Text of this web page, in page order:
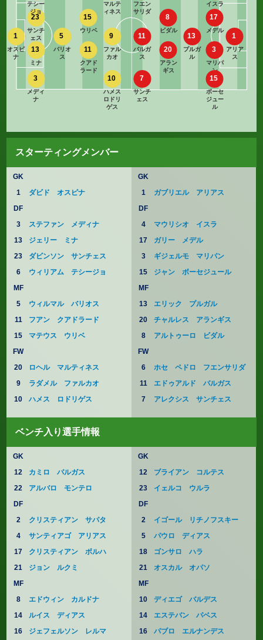
1
オスピ
ナ
3
メディ
ナ
13
ミナ
23
サンチ
ェス
テシー
ジョ
5
バリオ
ス
11
クアド
ラード
15
ウリベ
マルテ
ィネス
9
ファル
カオ
10
ハメス
ロドリ
ゲス
1
アリア
ス
イスラ
17
メデル
3
マリパ
ン
15
ボーセ
ジュー
ル
13
プルガ
ル
20
アラン
ギス
8
ビダル
フエン
サリダ
11
バルガ
ス
7
サンチ
ェス
スターティングメンバー
GK
1
ダビド オスピナ
DF
3
ステファン メディナ
13
ジェリー ミナ
23
ダビンソン サンチェス
6
ウィリアム テシージョ
MF
5
ウィルマル バリオス
11
フアン クアドラード
15
マテウス ウリベ
FW
20
ロヘル マルティネス
9
ラダメル ファルカオ
10
ハメス ロドリゲス
GK
1
ガブリエル アリアス
DF
4
マウリシオ イスラ
17
ガリー メデル
3
ギジェルモ マリパン
15
ジャン ボーセジュール
MF
13
エリック プルガル
20
チャルレス アランギス
8
アルトゥーロ ビダル
FW
6
ホセ ペドロ フエンサリダ
11
エドゥアルド バルガス
7
アレクシス サンチェス
ベンチ入り選手情報
GK
12
カミロ バルガス
22
アルバロ モンテロ
DF
2
クリスティアン サパタ
4
サンティアゴ アリアス
17
クリスティアン ボルハ
21
ジョン ルクミ
MF
8
エドウィン カルドナ
14
ルイス ディアス
16
ジェフェルソン レルマ
GK
12
ブライアン コルテス
23
イェルコ ウルラ
DF
2
イゴール リチノフスキー
5
パウロ ディアス
18
ゴンサロ ハラ
21
オスカル オパソ
MF
10
ディエゴ バルデス
14
エステバン パベス
16
パブロ エルナンデス